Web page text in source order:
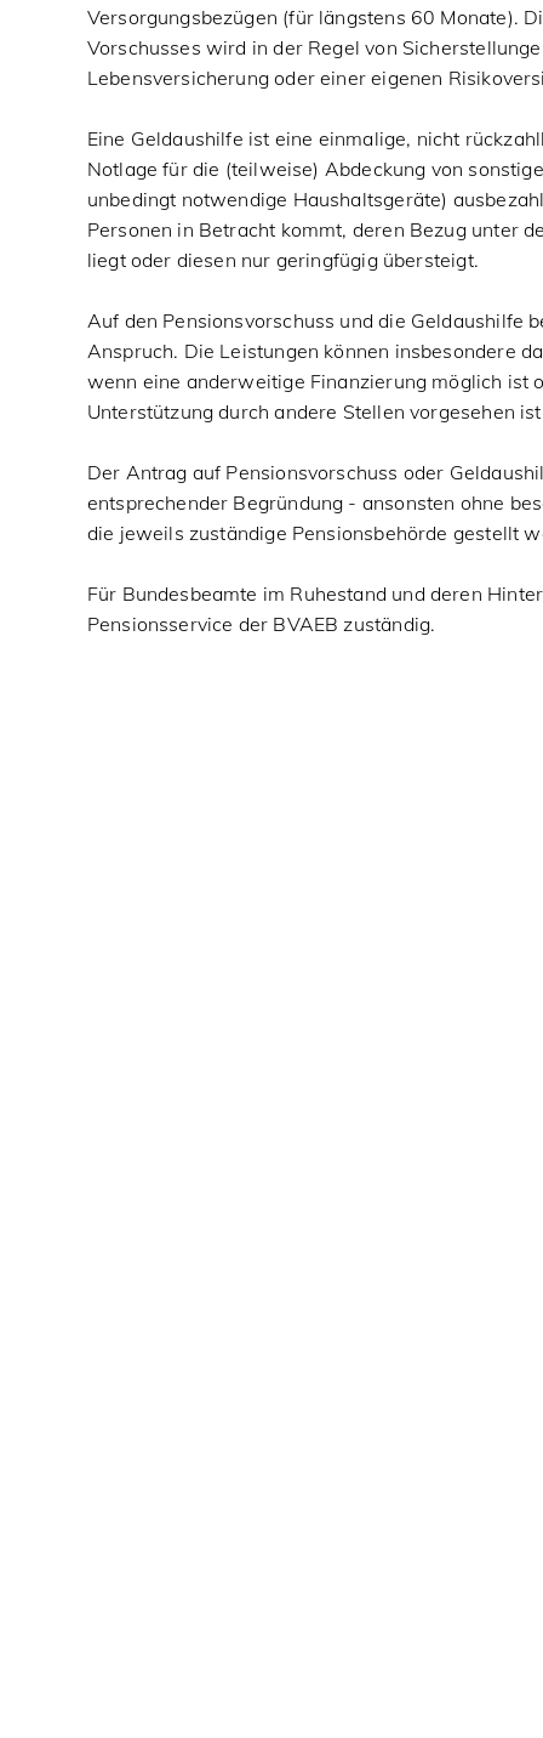
Versorgungsbezügen (für längstens 60 Monate).
Vorschusses wird in der Regel von
Lebensversicherung oder einer eigenen
Eine Geldaushilfe ist eine einmalige, nicht
Notlage für die (teilweise) Abdeckung von
unbedingt notwendige Haushaltsgeräte)
Personen in Betracht kommt, deren Bezug unter
liegt oder diesen nur geringfügig übersteigt.
Auf den Pensionsvorschuss und die Geldaushilfe
Anspruch. Die Leistungen können insbesondere
wenn eine anderweitige Finanzierung möglich ist
Unterstützung durch andere Stellen vorgesehen
Der Antrag auf Pensionsvorschuss oder
entsprechender Begründung - ansonsten ohne
die jeweils zuständige Pensionsbehörde gestellt
Für Bundesbeamte im Ruhestand und deren
Pensionsservice der BVAEB zuständig.